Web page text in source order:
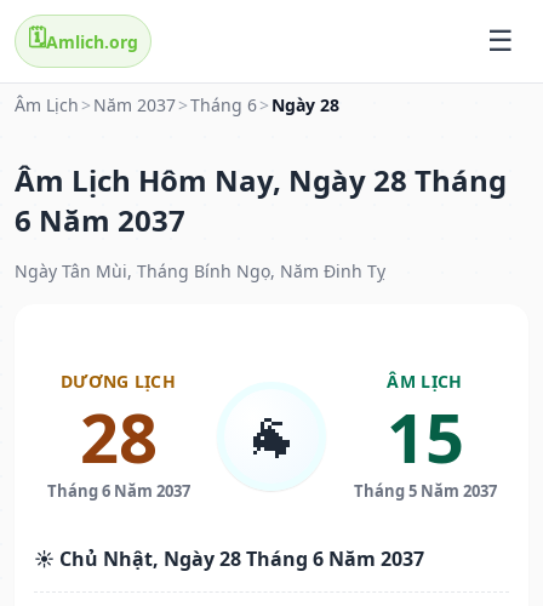
🗓️Amlich.org
Âm Lịch > Năm 2037>Tháng 6> Ngày 28
Âm Lịch Hôm Nay, Ngày 28 Tháng
6 Năm 2037
Ngày Tân Mùi, Tháng Bính Ngọ, Năm Đinh Tỵ
DƯƠNG LỊCH
28
Tháng 6 Năm 2037
🐐
ÂM LỊCH
15
Tháng 5 Năm 2037
☀️ Chủ Nhật, Ngày 28 Tháng 6 Năm 2037